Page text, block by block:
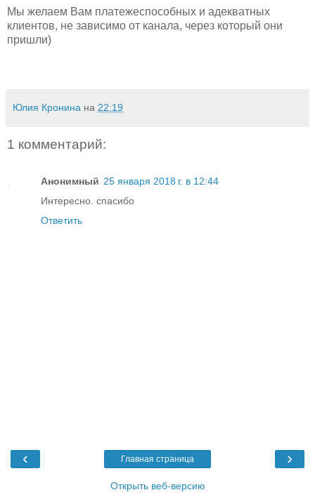
Мы желаем Вам платежеспособных и адекватных
клиентов, не зависимо от канала, через который они
пришли)
Юлия Кронина на 22:19
1 комментарий:
Анонимный 25 января 2018 г. в 12:44
Интересно. спасибо
Ответить
‹ ›
Главная страница
Открыть веб-версию